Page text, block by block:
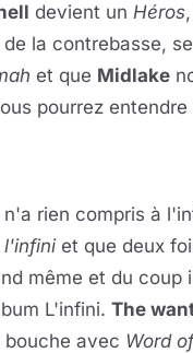
devient un Héros
la contrebasse,
et que Midlake
pourrez entendre
· le lecteur se charge au
n'a rien compris à
l'infiniet que deux
même et du coup
L'infini. The
bouche avec Word